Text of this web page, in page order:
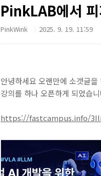
PinkLAB에서
PinkWink 2025. 9. 19. 11:59
안녕하세요 오랜만에 소갯글
강의를 하나 오픈하게 되었습
https://fastcampus.info/